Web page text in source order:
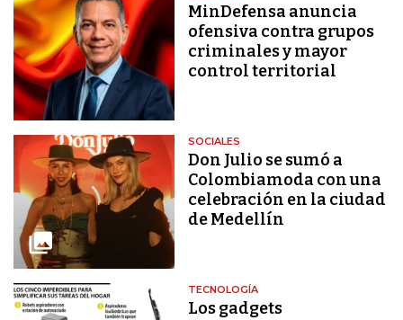
MinDefensa anuncia
ofensiva contra grupos
criminales y mayor
control territorial
SOCIALES
Don Julio se sumó a
Colombiamoda con una
celebración en la ciudad
de Medellín
TECNOLOGÍA
Los gadgets